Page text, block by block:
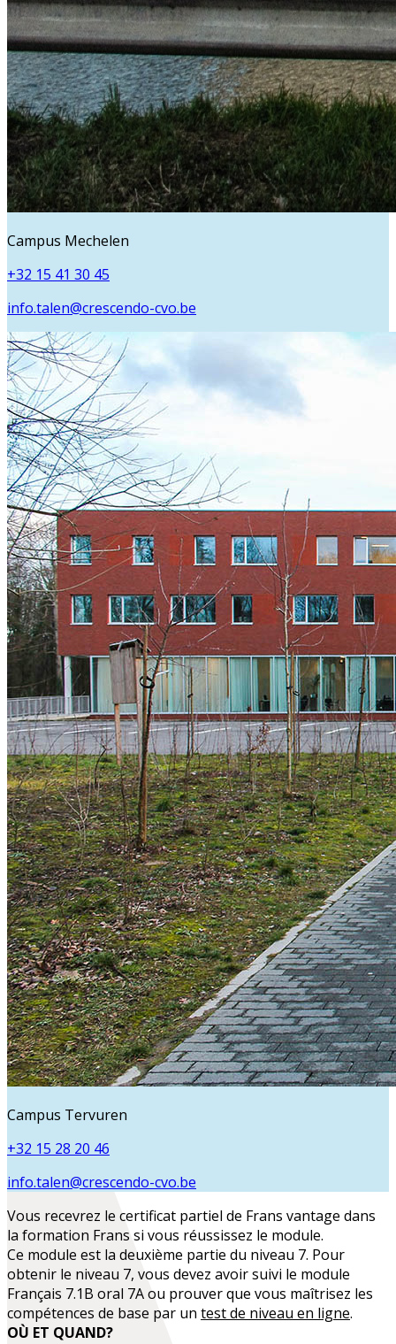
Campus Mechelen
+32 15 41 30 45
info.talen@crescendo-cvo.be
Campus Tervuren
+32 15 28 20 46
info.talen@crescendo-cvo.be
Vous recevrez le certificat partiel de Frans vantage dans
la formation Franssi vous réussissez le module.
Ce module est la deuxième partie du niveau 7. Pour
obtenir le niveau 7, vous devez avoir suivi le module
Français 7.1B oral 7A ou prouver que vous maîtrisez les
compétences de base par un test de niveau en ligne.
OÙ ET QUAND?